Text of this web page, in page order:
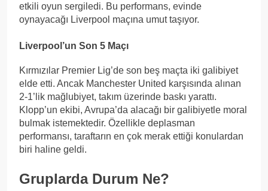
etkili oyun sergiledi. Bu performans, evinde
oynayacağı Liverpool maçına umut taşıyor.
Liverpool’un Son 5 Maçı
Kırmızılar Premier Lig’de son beş maçta iki galibiyet
elde etti. Ancak Manchester United karşısında alınan
2-1’lik mağlubiyet, takım üzerinde baskı yarattı.
Klopp’un ekibi, Avrupa’da alacağı bir galibiyetle moral
bulmak istemektedir. Özellikle deplasman
performansı, taraftarın en çok merak ettiği konulardan
biri haline geldi.
Gruplarda Durum Ne?